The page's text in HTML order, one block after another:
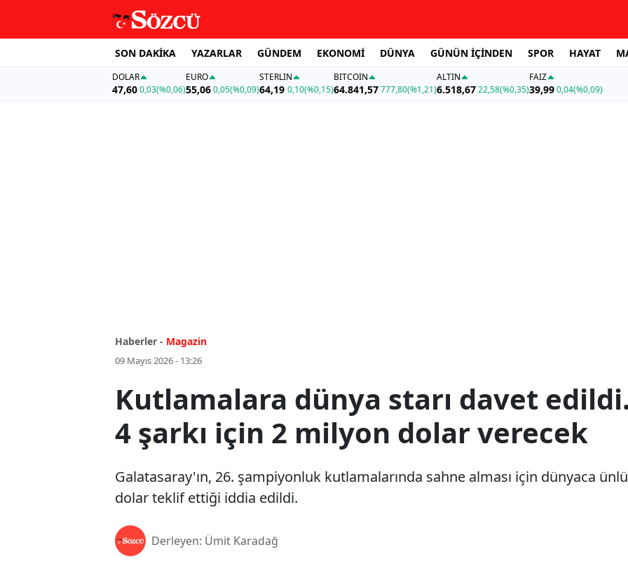
SON DAKİKA YAZARLAR GÜNDEM EKONOMİ DÜNYA GÜNÜN İÇİNDEN SPOR HAYAT
DOLAR
47,600,03(%0,06)
EURO
55,06 0,05(%0,09)
STERLIN
64,19 0,10(%0,15)
BITCOIN
64.841,57777,80(%1,21)
ALTIN
6.518,6722,58(%0,35)
FAİZ
39,990,04(%0,09)
Haberler - Magazin
09 Mayıs 2026 - 13:26
Kutlamalara dünya starı davet
4 şarkı için 2 milyon dolar verecek
Galatasaray'ın, 26. şampiyonluk kutlamalarında sahne alması için dünyaca ünlü
dolar teklif ettiği iddia edildi.
Derleyen: Ümit Karadağ